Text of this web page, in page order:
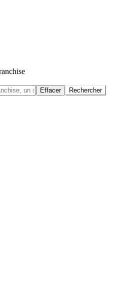
Effacer Rechercher